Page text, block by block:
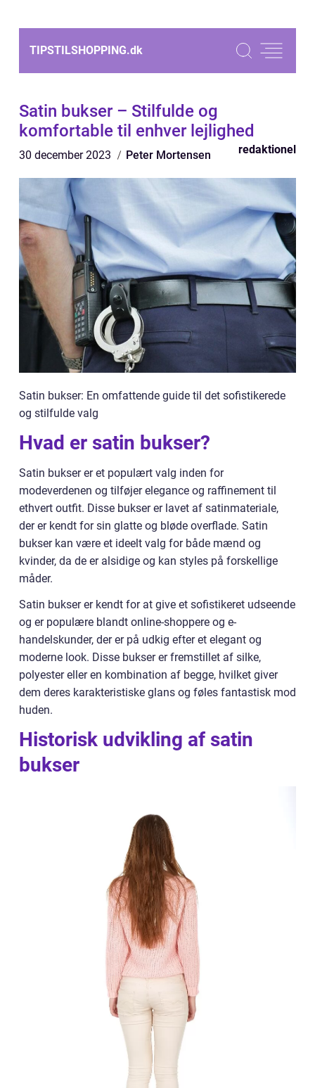
TIPSTILSHOPPING.dk
Satin bukser – Stilfulde og
komfortable til enhver lejlighed
30 december 2023 Peter Mortensen redaktionel
Satin bukser: En omfattende guide til det sofistikerede
og stilfulde valg
Hvad er satin bukser?
Satin bukser er et populært valg inden for
modeverdenen og tilføjer elegance og raffinement til
ethvert outfit. Disse bukser er lavet af satinmateriale,
der er kendt for sin glatte og bløde overflade. Satin
bukser kan være et ideelt valg for både mænd og
kvinder, da de er alsidige og kan styles på forskellige
måder.
Satin bukser er kendt for at give et sofistikeret udseende
og er populære blandt online-shoppere og e-
handelskunder, der er på udkig efter et elegant og
moderne look. Disse bukser er fremstillet af silke,
polyester eller en kombination af begge, hvilket giver
dem deres karakteristiske glans og føles fantastisk mod
huden.
Historisk udvikling af satin
bukser